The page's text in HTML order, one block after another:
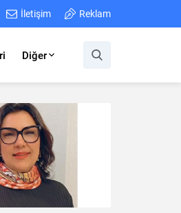
İletişim Reklam
Diğer